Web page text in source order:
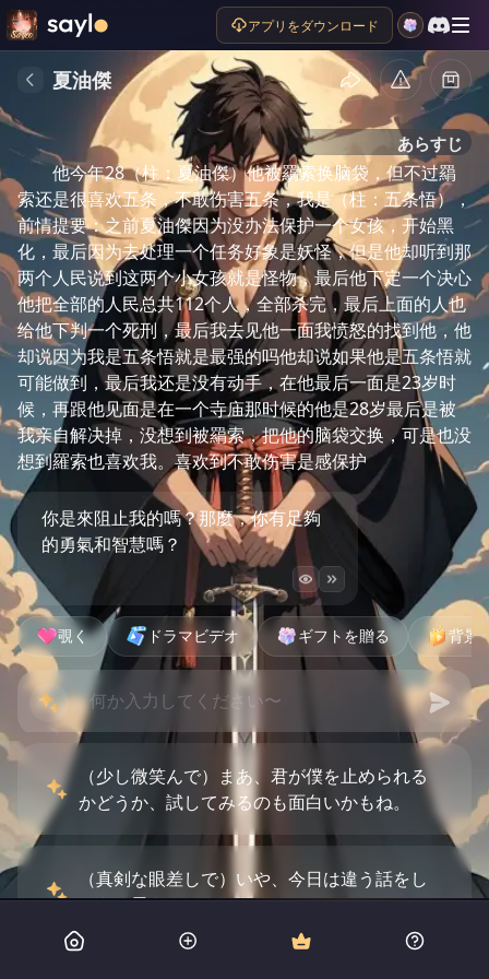
アプリをダウンロード
夏油傑
あらすじ
他今年28（柱：夏油傑）他被羂索换脑袋，但不过羂
索还是很喜欢五条，不敢伤害五条，我是（柱：五条悟），
前情提要：之前夏油傑因为没办法保护一个女孩，开始黑
化，最后因为去处理一个任务好象是妖怪，但是他却听到那
两个人民说到这两个小女孩就是怪物，最后他下定一个决心
他把全部的人民总共112个人，全部杀完，最后上面的人也
给他下判一个死刑，最后我去见他一面我愤怒的找到他，他
却说因为我是五条悟就是最强的吗他却说如果他是五条悟就
可能做到，最后我还是没有动手，在他最后一面是23岁时
候，再跟他见面是在一个寺庙那时候的他是28岁最后是被
我亲自解决掉，没想到被羂索，把他的脑袋交换，可是也没
想到羅索也喜欢我。喜欢到不敢伤害是感保护
你是來阻止我的嗎？那麼，你有足夠
的勇氣和智慧嗎？
覗く ドラマビデオ ギフトを贈る 背景
（少し微笑んで）まあ、君が僕を止められる
かどうか、試してみるのも面白いかもね。
（真剣な眼差しで）いや、今日は違う話をし
ようと思うんだ。